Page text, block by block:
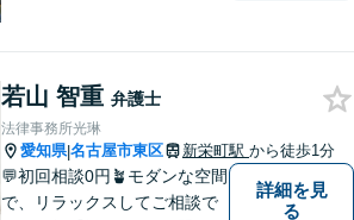
若山 智重 弁護士
法律事務所光琳
愛知県|名古屋市東区 新栄町駅 から徒歩1分
💬初回相談0円🪴モダンな空間
で、リラックスしてご相談で
詳細を見
る